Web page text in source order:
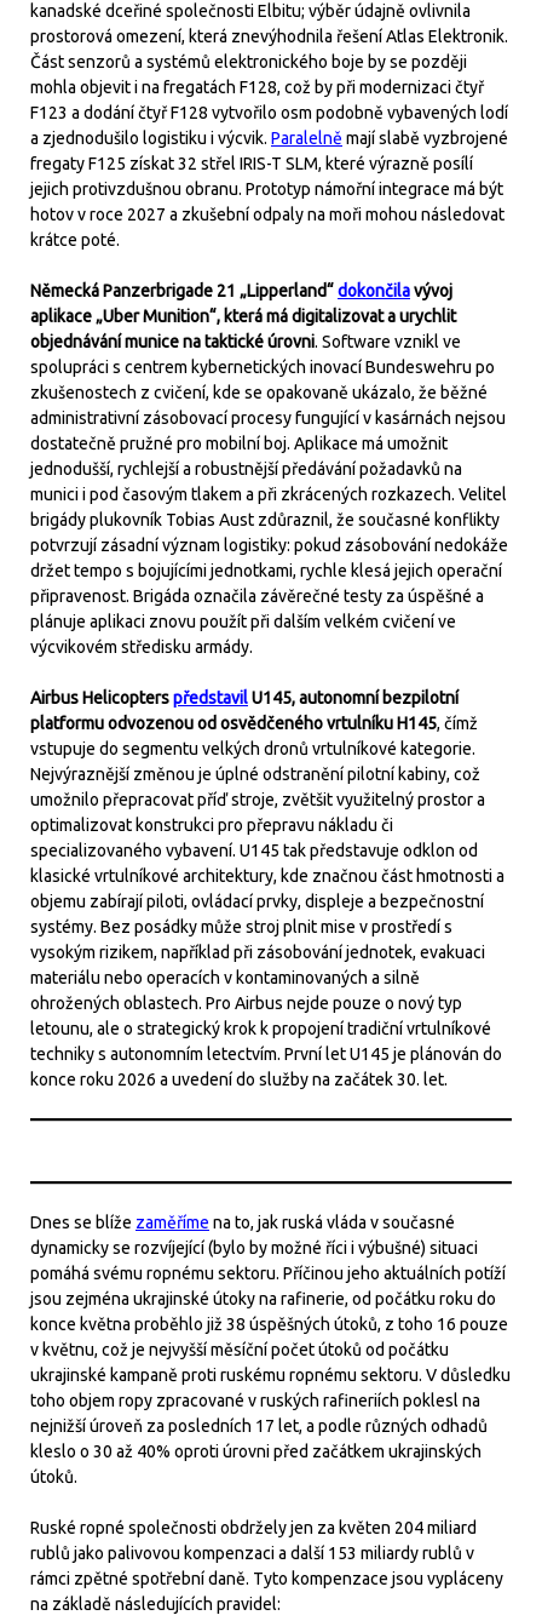
kanadské dceřiné společnosti Elbitu; výběr údajně ovlivnila
prostorová omezení, která znevýhodnila řešení Atlas Elektronik.
Část senzorů a systémů elektronického boje by se později
mohla objevit i na fregatách F128, což by při modernizaci čtyř
F123 a dodání čtyř F128 vytvořilo osm podobně vybavených lodí
a zjednodušilo logistiku i výcvik. Paralelně mají slabě vyzbrojené
fregaty F125 získat 32 střel IRIS-T SLM, které výrazně posílí
jejich protivzdušnou obranu. Prototyp námořní integrace má být
hotov v roce 2027 a zkušební odpaly na moři mohou následovat
krátce poté.
Německá Panzerbrigade 21 „Lipperland“dokončilavývoj
aplikace „Uber Munition“, která má digitalizovat a urychlit
objednávání munice na taktické úrovni. Software vznikl ve
spolupráci s centrem kybernetických inovací Bundeswehru po
zkušenostech z cvičení, kde se opakovaně ukázalo, že běžné
administrativní zásobovací procesy fungující v kasárnách nejsou
dostatečně pružné pro mobilní boj. Aplikace má umožnit
jednodušší, rychlejší a robustnější předávání požadavků na
munici i pod časovým tlakem a při zkrácených rozkazech. Velitel
brigády plukovník Tobias Aust zdůraznil, že současné konflikty
potvrzují zásadní význam logistiky: pokud zásobování nedokáže
držet tempo s bojujícími jednotkami, rychle klesá jejich operační
připravenost. Brigáda označila závěrečné testy za úspěšné a
plánuje aplikaci znovu použít při dalším velkém cvičení ve
výcvikovém středisku armády.
Airbus HelicopterspředstavilU145, autonomní bezpilotní
platformu odvozenou od osvědčeného vrtulníku H145, čímž
vstupuje do segmentu velkých dronů vrtulníkové kategorie.
Nejvýraznější změnou je úplné odstranění pilotní kabiny, což
umožnilo přepracovat příď stroje, zvětšit využitelný prostor a
optimalizovat konstrukci pro přepravu nákladu či
specializovaného vybavení. U145 tak představuje odklon od
klasické vrtulníkové architektury, kde značnou část hmotnosti a
objemu zabírají piloti, ovládací prvky, displeje a bezpečnostní
systémy. Bez posádky může stroj plnit mise v prostředí s
vysokým rizikem, například při zásobování jednotek, evakuaci
materiálu nebo operacích v kontaminovaných a silně
ohrožených oblastech. Pro Airbus nejde pouze o nový typ
letounu, ale o strategický krok k propojení tradiční vrtulníkové
techniky s autonomním letectvím. První let U145 je plánován do
konce roku 2026 a uvedení do služby na začátek 30. let.
Dnes se blíže zaměříme na to, jak ruská vláda v současné
dynamicky se rozvíjející (bylo by možné říci i výbušné) situaci
pomáhá svému ropnému sektoru. Příčinou jeho aktuálních potíží
jsou zejména ukrajinské útoky na rafinerie, od počátku roku do
konce května proběhlo již 38 úspěšných útoků, z toho 16 pouze
v květnu, což je nejvyšší měsíční počet útoků od počátku
ukrajinské kampaně proti ruskému ropnému sektoru. V důsledku
toho objem ropy zpracované v ruských rafineriích poklesl na
nejnižší úroveň za posledních 17 let, a podle různých odhadů
kleslo o 30 až 40% oproti úrovni před začátkem ukrajinských
útoků.
Ruské ropné společnosti obdržely jen za květen 204 miliard
rublů jako palivovou kompenzaci a další 153 miliardy rublů v
rámci zpětné spotřební daně. Tyto kompenzace jsou vypláceny
na základě následujících pravidel: